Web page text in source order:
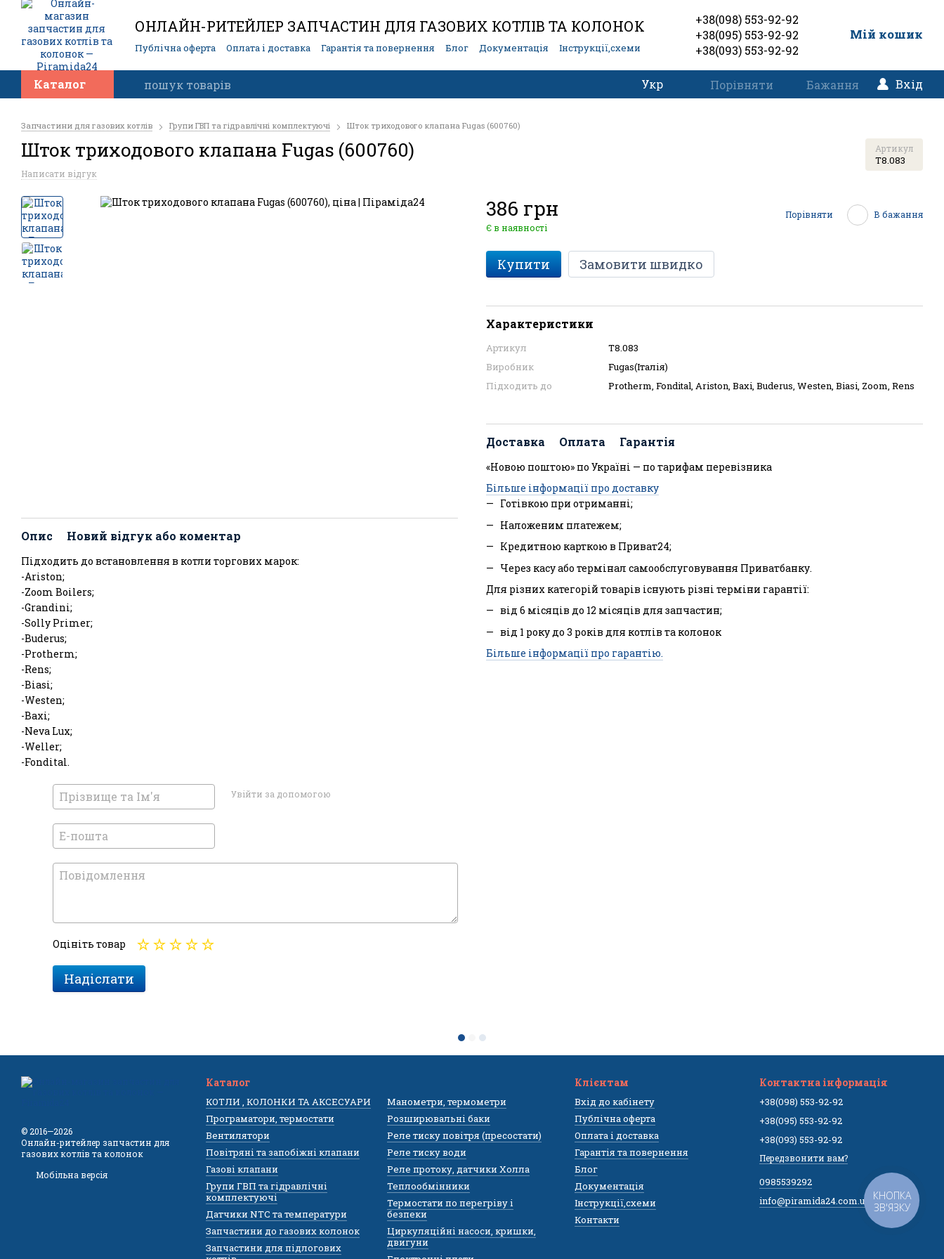
ОНЛАЙН-РИТЕЙЛЕР ЗАПЧАСТИН ДЛЯ ГАЗОВИХ КОТЛІВ ТА КОЛОНОК
Публічна оферта Оплата і доставка Гарантія та повернення Блог Документація
Інструкції,схеми
+38(098) 553-92-92
+38(095) 553-92-92
+38(093) 553-92-92
Мій кошик
Каталог Укр Порівняти Бажання Вхід
Запчастини для газових котлів Групи ГВП та гідравлічні комплектуючі Шток триходового клапана Fugas (600760)
Шток триходового клапана Fugas (600760) Артикул
T8.083
Написати відгук
Опис Новий відгук або коментар
Підходить до встановлення в котли торгових марок:
-Ariston;
-Zoom Boilers;
-Grandini;
-Solly Primer;
-Buderus;
-Protherm;
-Rens;
-Biasi;
-Westen;
-Baxi;
-Neva Lux;
-Weller;
-Fondital.
Увійти за допомогою
Оцініть товар
Надіслати
386 грн
Є в наявності
Порівняти В бажання
Купити Замовити швидко
Характеристики
Артикул
T8.083
Виробник
Fugas(Італія)
Підходить до
Protherm, Fondital, Ariston, Baxi, Buderus, Westen, Biasi, Zoom, Rens
Доставка Оплата Гарантія
«Новою поштою» по Україні — по тарифам перевізника
Більше інформації про доставку
Готівкою при отриманні;
Наложеним платежем;
Кредитною карткою в Приват24;
Через касу або термінал самообслуговування Приватбанку.
Для різних категорій товарів існують різні терміни гарантії:
від 6 місяців до 12 місяців для запчастин;
від 1 року до 3 років для котлів та колонок
Більше інформації про гарантію.
© 2016—2026
Онлайн-ритейлер запчастин для
газових котлів та колонок
Мобільна версія
Каталог
КОТЛИ , КОЛОНКИ ТА АКСЕСУАРИ
Програматори, термостати
Вентилятори
Повітряні та запобіжні клапани
Газові клапани
Групи ГВП та гідравлічні
комплектуючі
Датчики NTC та температури
Запчастини до газових колонок
Запчастини для підлогових
Манометри, термометри
Розширювальні баки
Реле тиску повітря (пресостати)
Реле тиску води
Реле протоку, датчики Холла
Теплообмінники
Термостати по перегріву і
безпеки
Циркуляційні насоси, кришки,
двигуни
Клієнтам
Вхід до кабінету
Публічна оферта
Оплата і доставка
Гарантія та повернення
Блог
Документація
Інструкції,схеми
Контакти
Контактна інформація
+38(098) 553-92-92
+38(095) 553-92-92
+38(093) 553-92-92
Передзвонити вам?
0985539292
info@piramida24.com.ua
КНОПКА
ЗВ'ЯЗКУ